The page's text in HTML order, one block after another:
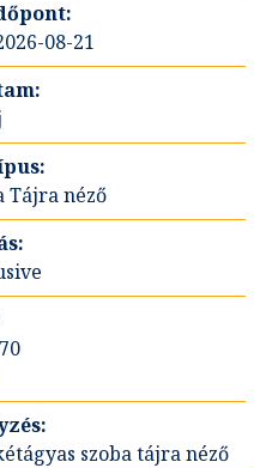
08-21
Tájra néző
szoba tájra néző